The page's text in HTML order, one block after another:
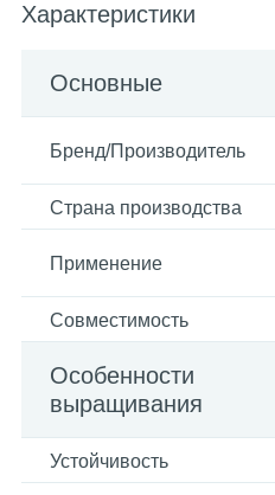
Характеристики
Основные
Бренд/Производитель
Страна производства
Применение
Совместимость
Особенности
выращивания
Устойчивость